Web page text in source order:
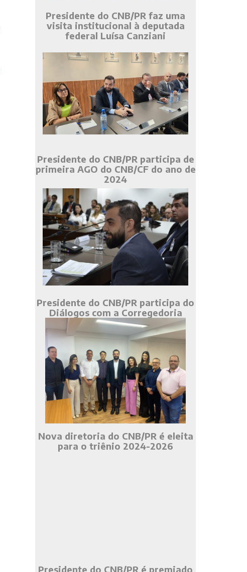
Presidente do CNB/PR faz uma
visita institucional à deputada
federal Luísa Canziani
Presidente do CNB/PR participa de
primeira AGO do CNB/CF do ano de
2024
Presidente do CNB/PR participa do
Diálogos com a Corregedoria
Nova diretoria do CNB/PR é eleita
para o triênio 2024-2026
Presidente do CNB/PR é premiado